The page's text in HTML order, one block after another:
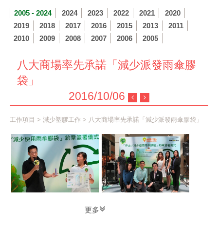
2005 - 2024 2024 2023 2022 2021
2020
2019
2018 2017 2016 2015 2013
2011
2010
2009 2008 2007 2006 2005
八大商場率先承諾「減少派發雨傘膠
袋」
2016/10/06
工作項目 > 減少塑膠工作 > 八大商場率先承諾「減少派發雨傘膠袋」
更多